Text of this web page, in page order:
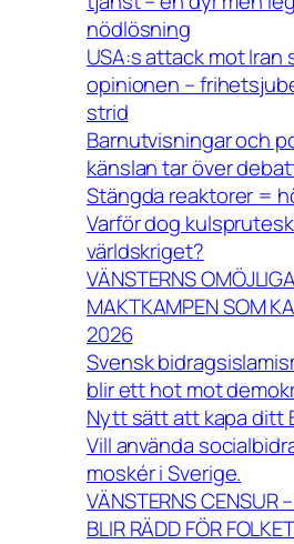
nödlösning
USA:s attack mot Iran
opinionen –
strid
Barnutvisningar och
känslan tar över
Stängda reaktorer =
Varför dog
världskriget?
VÄNSTERNS
MAKTKAMPEN SOM
2026
Svensk
blir ett hot mot
Nytt sätt att kapa ditt
Vill använda
moskér i Sverige.
VÄNSTERNS CENSUR
BLIR RÄDD FÖR FOLKET